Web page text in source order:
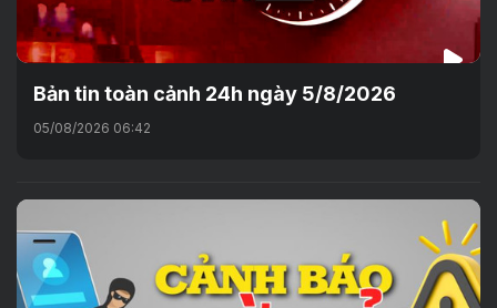
Bản tin toàn cảnh 24h ngày 5/8/2026
05/08/2026 06:42